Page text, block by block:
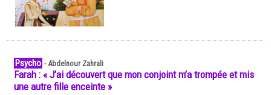
Psycho -Abdelnour Zahrali
Farah : « J’ai découvert que mon conjoint m’a trompée et mis
une autre fille enceinte »